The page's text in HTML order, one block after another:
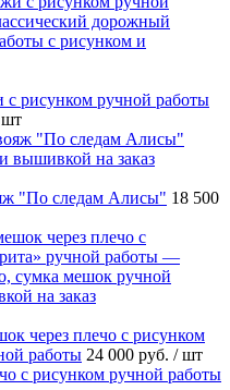
рисунком ручной работы
"По следам Алисы" 18 500
через плечо с рисунком
работы 24 000 руб. / шт